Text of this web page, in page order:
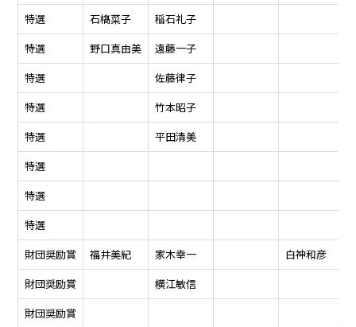
特選
石𣘺菜子 稲石礼子
特選
野口真由美 遠藤一子
特選
佐藤律子
特選
竹本昭子
特選
平田清美
特選
特選
特選
財団奨励賞
福井美紀 家木幸一 白神和彦
財団奨励賞
横江敏信
財団奨励賞